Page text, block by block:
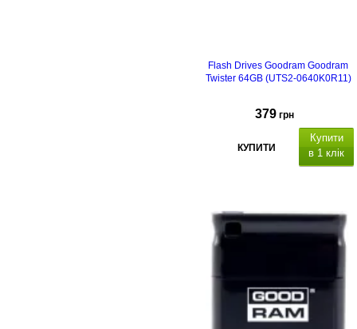
Flash Drives Goodram Goodram
Twister 64GB (UTS2-0640K0R11)
379 грн
КУПИТИ
Купити
в 1 клік